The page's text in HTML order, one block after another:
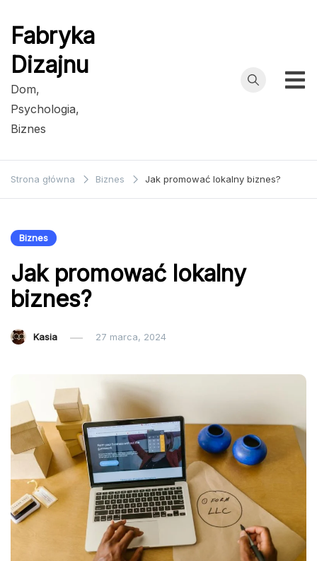
Fabryka
Dizajnu
Dom,
Psychologia,
Biznes
Strona główna Biznes Jak promować lokalny biznes?
Biznes
Jak promować lokalny
biznes?
Kasia 27 marca, 2024